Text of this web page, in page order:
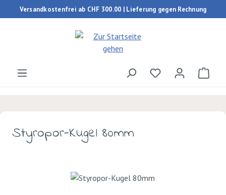
Zum Hauptinhalt springen
Versandkostenfrei ab CHF 300.00 | Lieferung gegen Rechnung
Du hast 0
Styropor-Kugel 80mm
Bildergalerie überspringen